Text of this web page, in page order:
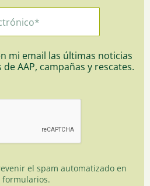
mi email las últimas noticias
AAP, campañas y rescates.
el spam automatizado en
formularios.